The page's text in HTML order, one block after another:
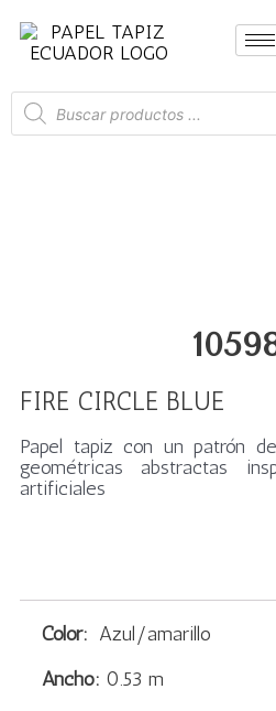
contenido
Búsqueda
de
productos
FIRE CIRCLE BLUE
Papel tapiz con un patrón
geométricas abstractas
artificiales
Color: Azul/amarillo
Ancho: 0.53 m